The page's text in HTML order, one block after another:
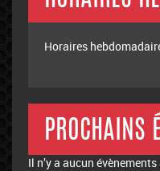
Horaires
PROCHAINS
Il n’y a aucun